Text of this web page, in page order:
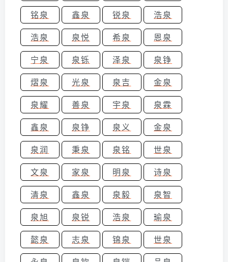
铭泉
鑫泉 锐泉
浩泉
浩泉
泉悦 希泉
恩泉
宁泉
泉铄 泽泉
泉铮
熠泉
光泉 泉吉
金泉
泉耀
善泉 宇泉
泉霖
鑫泉
泉铮 泉义
金泉
泉润
秉泉 泉铭
世泉
文泉
家泉 明泉
诗泉
清泉
鑫泉 泉毅
泉智
泉旭
泉锐 浩泉
瑜泉
懿泉
志泉 锦泉
世泉